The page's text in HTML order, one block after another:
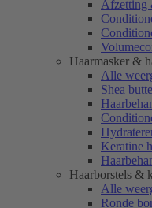
Afzetting
Haarmasker &
Alle
Shea
Keratine
Haarborstels &
Alle
Ronde